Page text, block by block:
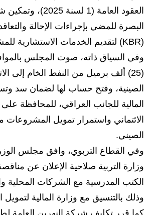
العقود العامة (1 لسنة
البصرة للمضي بإجراءات الإحالة
(KBR) لتقديم الخدمات الاستشارية للمشروع.
وفي السياق ذاته، صوت المجلس
(25) ألف برميل من النفط الخام إلى
الصينية، وفتح حساب لها لضمان سد
المالية للجانب العراقي، للمحافظة
الائتماني واستمرار تمويل المشروعات
الصيني.
وفي القطاع التربوي، وافق مجلس
وزارة التربية صلاحية الإعلان عن
الكتب المدرسية مع الشركات المحلية
وذلك بالتنسيق مع وزارة المالية لتمويل